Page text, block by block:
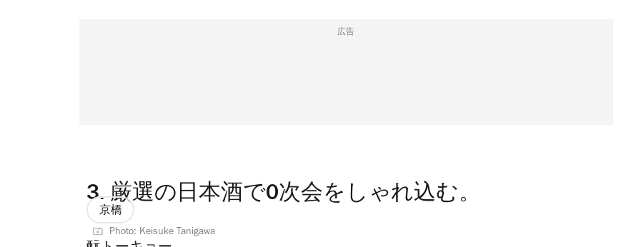
広告
3. 厳選の日本酒で0次会をしゃれ込む。
京橋
Photo: Keisuke Tanigawa